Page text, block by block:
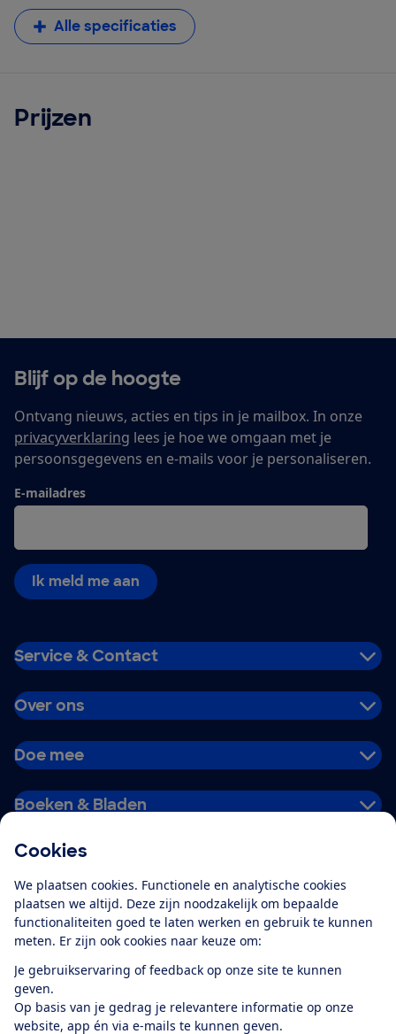
Cookies
We plaatsen cookies. Functionele en analytische cookies
plaatsen we altijd. Deze zijn noodzakelijk om bepaalde
functionaliteiten goed te laten werken en gebruik te kunnen
meten. Er zijn ook cookies naar keuze om:
Je gebruikservaring of feedback op onze site te kunnen
geven.
Op basis van je gedrag je relevantere informatie op onze
website, app én via e-mails te kunnen geven.
Alle specificaties
Prijzen
Blijf op de hoogte
Ontvang nieuws, acties en tips in je mailbox. In onze
privacyverklaring lees je hoe we omgaan met je
persoonsgegevens en e-mails voor je personaliseren.
E-mailadres
Ik meld me aan
Service & Contact
Over ons
Doe mee
Boeken & Bladen
Alles over de
app
Algemene Voorwaarden Privacyverklaring